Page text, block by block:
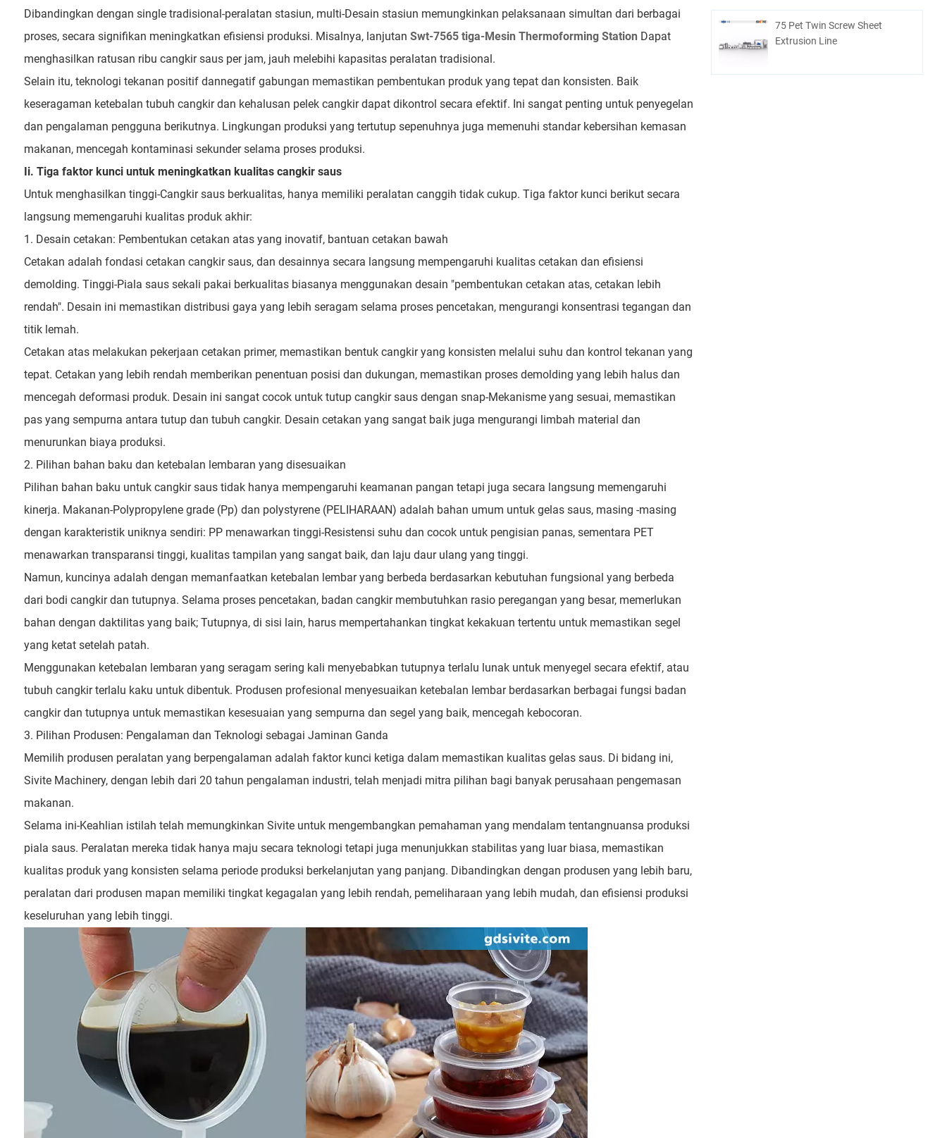
Dibandingkan dengan single tradisional-peralatan stasiun, multi-Desain stasiun memungkinkan pelaksanaan simultan dari berbagai
proses, secara signifikan meningkatkan efisiensi produksi. Misalnya, lanjutan Swt-7565 tiga-Mesin Thermoforming Station Dapat
menghasilkan ratusan ribu cangkir saus per jam, jauh melebihi kapasitas peralatan tradisional.
Selain itu, teknologi tekanan positif dannegatif gabungan memastikan pembentukan produk yang tepat dan konsisten. Baik
keseragaman ketebalan tubuh cangkir dan kehalusan pelek cangkir dapat dikontrol secara efektif. Ini sangat penting untuk penyegelan
dan pengalaman pengguna berikutnya. Lingkungan produksi yang tertutup sepenuhnya juga memenuhi standar kebersihan kemasan
makanan, mencegah kontaminasi sekunder selama proses produksi.
Ii. Tiga faktor kunci untuk meningkatkan kualitas cangkir saus
Untuk menghasilkan tinggi-Cangkir saus berkualitas, hanya memiliki peralatan canggih tidak cukup. Tiga faktor kunci berikut secara
langsung memengaruhi kualitas produk akhir:
1. Desain cetakan: Pembentukan cetakan atas yang inovatif, bantuan cetakan bawah
Cetakan adalah fondasi cetakan cangkir saus, dan desainnya secara langsung mempengaruhi kualitas cetakan dan efisiensi
demolding. Tinggi-Piala saus sekali pakai berkualitas biasanya menggunakan desain "pembentukan cetakan atas, cetakan lebih
rendah". Desain ini memastikan distribusi gaya yang lebih seragam selama proses pencetakan, mengurangi konsentrasi tegangan dan
titik lemah.
Cetakan atas melakukan pekerjaan cetakan primer, memastikan bentuk cangkir yang konsisten melalui suhu dan kontrol tekanan yang
tepat. Cetakan yang lebih rendah memberikan penentuan posisi dan dukungan, memastikan proses demolding yang lebih halus dan
mencegah deformasi produk. Desain ini sangat cocok untuk tutup cangkir saus dengan snap-Mekanisme yang sesuai, memastikan
pas yang sempurna antara tutup dan tubuh cangkir. Desain cetakan yang sangat baik juga mengurangi limbah material dan
menurunkan biaya produksi.
2. Pilihan bahan baku dan ketebalan lembaran yang disesuaikan
Pilihan bahan baku untuk cangkir saus tidak hanya mempengaruhi keamanan pangan tetapi juga secara langsung memengaruhi
kinerja. Makanan-Polypropylene grade (Pp) dan polystyrene (PELIHARAAN) adalah bahan umum untuk gelas saus, masing -masing
dengan karakteristik uniknya sendiri: PP menawarkan tinggi-Resistensi suhu dan cocok untuk pengisian panas, sementara PET
menawarkan transparansi tinggi, kualitas tampilan yang sangat baik, dan laju daur ulang yang tinggi.
Namun, kuncinya adalah dengan memanfaatkan ketebalan lembar yang berbeda berdasarkan kebutuhan fungsional yang berbeda
dari bodi cangkir dan tutupnya. Selama proses pencetakan, badan cangkir membutuhkan rasio peregangan yang besar, memerlukan
bahan dengan daktilitas yang baik; Tutupnya, di sisi lain, harus mempertahankan tingkat kekakuan tertentu untuk memastikan segel
yang ketat setelah patah.
Menggunakan ketebalan lembaran yang seragam sering kali menyebabkan tutupnya terlalu lunak untuk menyegel secara efektif, atau
tubuh cangkir terlalu kaku untuk dibentuk. Produsen profesional menyesuaikan ketebalan lembar berdasarkan berbagai fungsi badan
cangkir dan tutupnya untuk memastikan kesesuaian yang sempurna dan segel yang baik, mencegah kebocoran.
3. Pilihan Produsen: Pengalaman dan Teknologi sebagai Jaminan Ganda
Memilih produsen peralatan yang berpengalaman adalah faktor kunci ketiga dalam memastikan kualitas gelas saus. Di bidang ini,
Sivite Machinery, dengan lebih dari 20 tahun pengalaman industri, telah menjadi mitra pilihan bagi banyak perusahaan pengemasan
makanan.
Selama ini-Keahlian istilah telah memungkinkan Sivite untuk mengembangkan pemahaman yang mendalam tentangnuansa produksi
piala saus. Peralatan mereka tidak hanya maju secara teknologi tetapi juga menunjukkan stabilitas yang luar biasa, memastikan
kualitas produk yang konsisten selama periode produksi berkelanjutan yang panjang. Dibandingkan dengan produsen yang lebih baru,
peralatan dari produsen mapan memiliki tingkat kegagalan yang lebih rendah, pemeliharaan yang lebih mudah, dan efisiensi produksi
keseluruhan yang lebih tinggi.
75 Pet Twin Screw Sheet
Extrusion Line